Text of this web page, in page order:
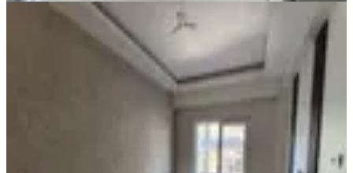
BALKONLU
6 Şubat Sonrası 2+1 Kiralık Daire
Dulkadiroğlu, Bahçeli Evler Mahallesi
90 m²· 2. Kat·31.07.2026